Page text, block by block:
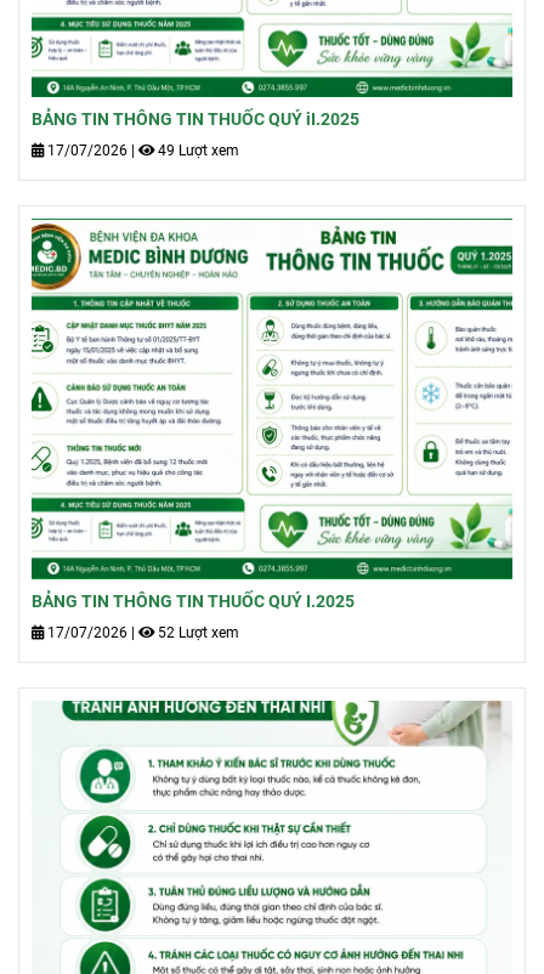
BẢNG TIN THÔNG TIN THUỐC QUÝ iI.2025
17/07/2026 49 Lượt xem
BẢNG TIN THÔNG TIN THUỐC QUÝ I.2025
17/07/2026 52 Lượt xem